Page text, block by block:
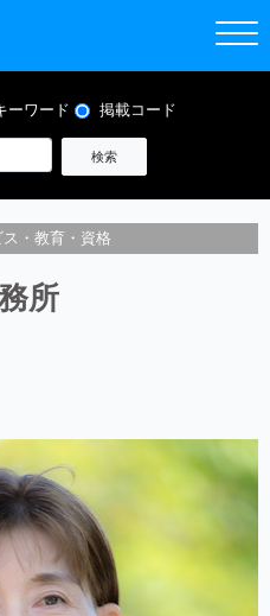
ーワード 掲載コード
・教育・資格
所